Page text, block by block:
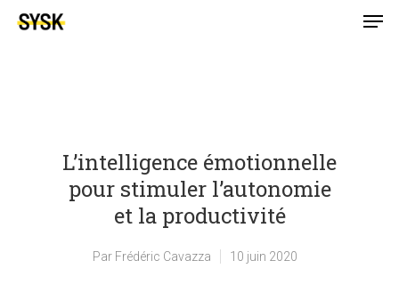
L’intelligence émotionnelle
pour stimuler l’autonomie
et la productivité
Par Frédéric Cavazza 10 juin 2020